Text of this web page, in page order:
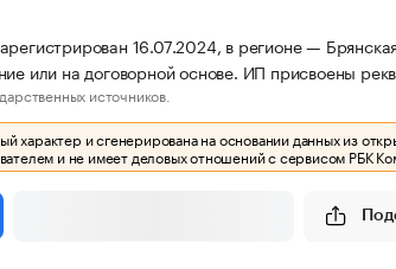
16.07.2024, в регионе —
или на договорной основе. ИП
источников.
характер и сгенерирована на основании данных из
и не имеет деловых отношений с сервисом РБК